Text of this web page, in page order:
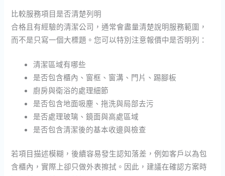
比較服務項目是否清楚列明
合格且有經驗的清潔公司，通常會盡量清楚說明服務範圍，
而不是只寫一個大標題。您可以特別注意報價中是否明列：
清潔區域有哪些
是否包含櫃內、窗框、窗溝、門片、踢腳板
廚房與衛浴的處理細節
是否包含地面吸塵、拖洗與局部去污
是否處理玻璃、鏡面與高處區域
是否包含清潔後的基本收邊與檢查
若項目描述模糊，後續容易發生認知落差，例如客戶以為包
含櫃內，實際上卻只做外表擦拭。因此，建議在確認方案時